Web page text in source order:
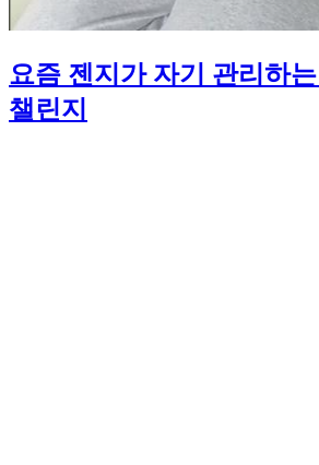
요즘 젠지가 자기 관리하
챌린지